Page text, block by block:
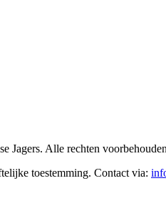
Jagers. Alle rechten
toestemming. Contact via: